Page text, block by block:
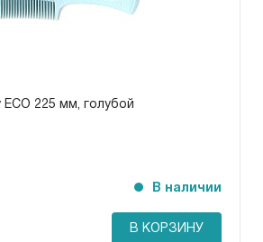
ECO 225 мм, голубой
В наличии
В КОРЗИНУ